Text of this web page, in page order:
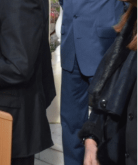
в Ницце 2025: океан
музыки и искусства
в Ницце возвращается и
участников в мир
отдыхает Монако:
праздники